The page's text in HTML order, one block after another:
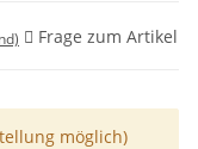
Frage zum Artikel
möglich)